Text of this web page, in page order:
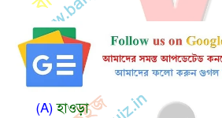
(A)হাওড়া